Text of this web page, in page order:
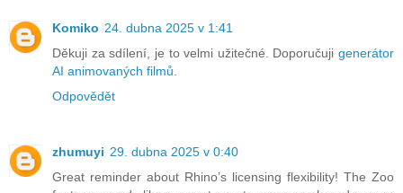
Komiko 24. dubna 2025 v 1:41
Děkuji za sdílení, je to velmi užitečné. Doporučuji generátor
AI animovaných filmů
Odpovědět
zhumuyi 29. dubna 2025 v 0:40
Great reminder about Rhino’s licensing flexibility! The Zoo